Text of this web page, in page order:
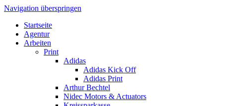
Navigation überspringen
Startseite
Agentur
Arbeiten
Print
Adidas
Adidas Kick Off
Adidas Print
Arthur Bechtel
Nidec Motors & Actuators